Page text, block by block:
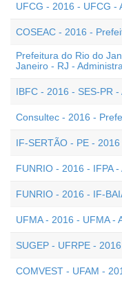
UFCG - 2016 - UFCG -
COSEAC - 2016 -
Prefeitura do Rio do
Janeiro - RJ -
IBFC - 2016 - SES-PR
Consultec - 2016 -
IF-SERTÃO - PE -
FUNRIO - 2016 - IFPA
FUNRIO - 2016 - IF-
UFMA - 2016 - UFMA -
SUGEP - UFRPE -
COMVEST - UFAM -